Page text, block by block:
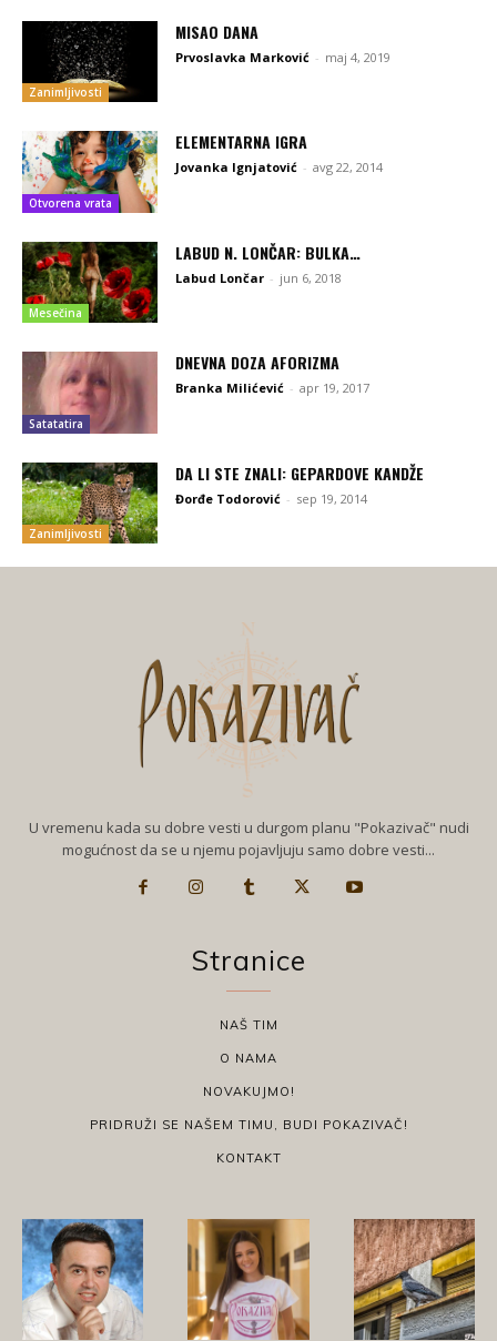
Zanimljivosti
MISAO DANA
Prvoslavka Marković - maj 4, 2019
Otvorena vrata
ELEMENTARNA IGRA
Jovanka Ignjatović - avg 22, 2014
Mesečina
LABUD N. LONČAR: BULKA…
Labud Lončar - jun 6, 2018
Satatatira
DNEVNA DOZA AFORIZMA
Branka Milićević - apr 19, 2017
Zanimljivosti
DA LI STE ZNALI: GEPARDOVE KANDŽE
Đorđe Todorović - sep 19, 2014
U vremenu kada su dobre vesti u durgom planu "Pokazivač" nudi
mogućnost da se u njemu pojavljuju samo dobre vesti...
Stranice
NAŠ TIM
O NAMA
NOVAKUJMO!
PRIDRUŽI SE NAŠEM TIMU, BUDI POKAZIVAČ!
KONTAKT